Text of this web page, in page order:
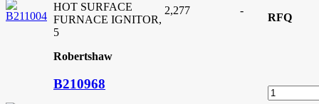
HOT SURFACE
FURNACE IGNITOR,
5
Robertshaw
2,277 -
RFQ
B210968